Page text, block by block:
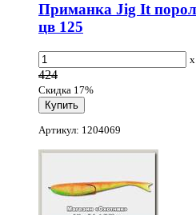
Приманка Jig It
цв 125
x
424
Скидка 17%
Артикул: 1204069